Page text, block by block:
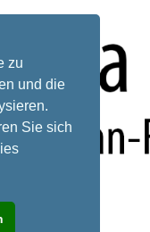
zu
und die
Sie sich